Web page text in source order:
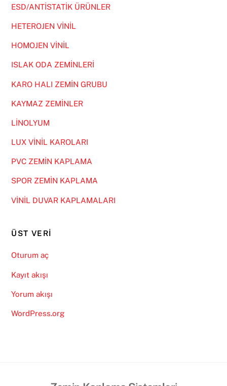
ESD/ANTİSTATİK ÜRÜNLER
HETEROJEN VİNİL
HOMOJEN VİNİL
ISLAK ODA ZEMİNLERİ
KARO HALI ZEMİN GRUBU
KAYMAZ ZEMİNLER
LİNOLYUM
LUX VİNİL KAROLARI
PVC ZEMİN KAPLAMA
SPOR ZEMİN KAPLAMA
VİNİL DUVAR KAPLAMALARI
ÜST VERI
Oturum aç
Kayıt akışı
Yorum akışı
WordPress.org